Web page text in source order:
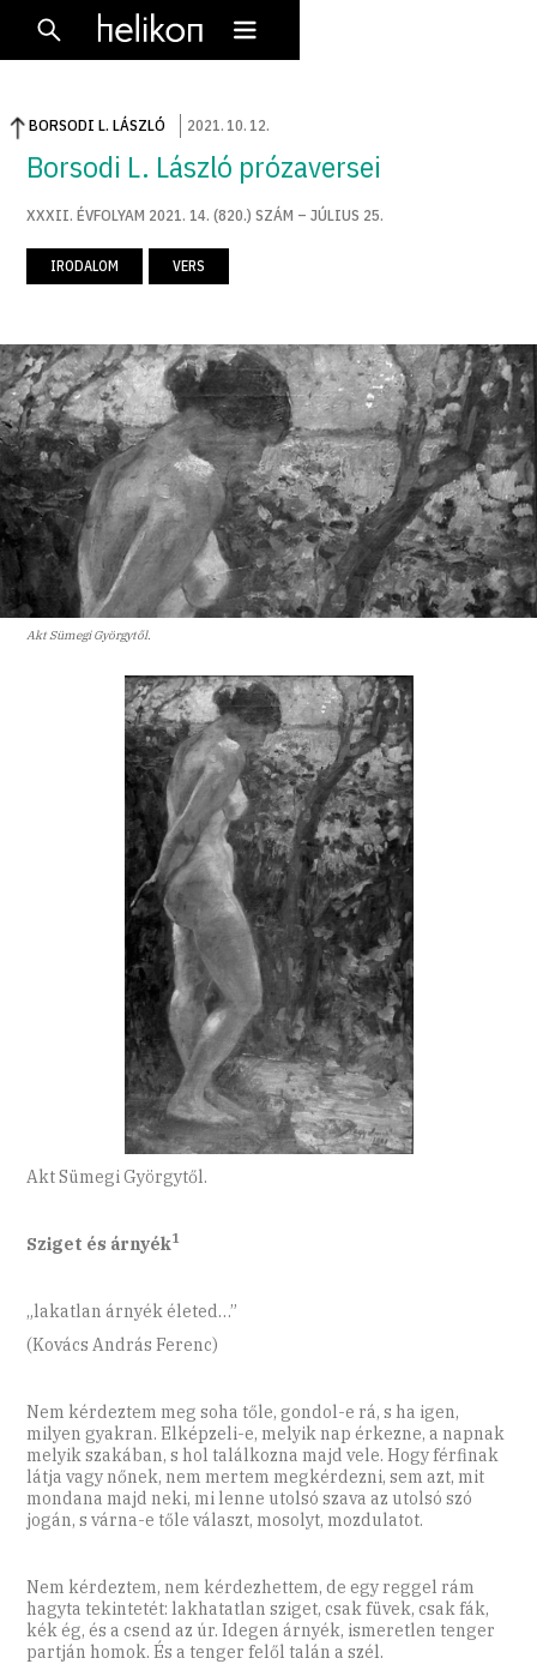
BORSODI L. LÁSZLÓ 2021. 10. 12.
Borsodi L. László prózaversei
XXXII. ÉVFOLYAM 2021. 14. (820.) SZÁM – JÚLIUS 25.
IRODALOM VERS
Akt Sümegi Györgytől.
Akt Sümegi Györgytől.
Sziget és árnyék1
„lakatlan árnyék életed…”
(Kovács András Ferenc)
Nem kérdeztem meg soha tőle, gondol-e rá, s ha igen,
milyen gyakran. Elképzeli-e, melyik nap érkezne, a napnak
melyik szakában, s hol találkozna majd vele. Hogy férfinak
látja vagy nőnek, nem mertem megkérdezni, sem azt, mit
mondana majd neki, mi lenne utolsó szava az utolsó szó
jogán, s várna-e tőle választ, mosolyt, mozdulatot.
Nem kérdeztem, nem kérdezhettem, de egy reggel rám
hagyta tekintetét: lakhatatlan sziget, csak füvek, csak fák,
kék ég, és a csend az úr. Idegen árnyék, ismeretlen tenger
partján homok. És a tenger felől talán a szél.